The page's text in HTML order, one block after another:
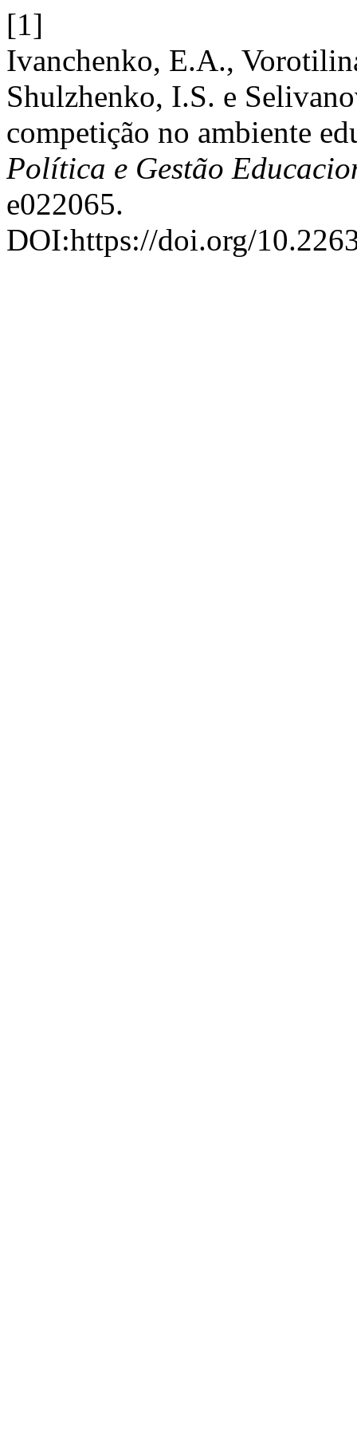
[1]
Ivanchenko, E.A.,
Shulzhenko, I.S. e
competição no ambiente
Política e Gestão
e022065.
DOI:https://doi.org/